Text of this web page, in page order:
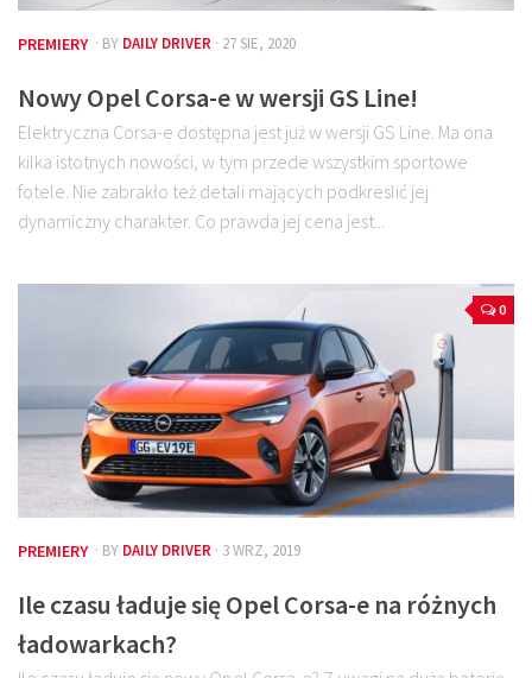
PREMIERY · BY DAILY DRIVER · 27 SIE, 2020
Nowy Opel Corsa-e w wersji GS Line!
Elektryczna Corsa-e dostępna jest już w wersji GS Line. Ma ona
kilka istotnych nowości, w tym przede wszystkim sportowe
fotele. Nie zabrakło też detali mających podkreslić jej
dynamiczny charakter. Co prawda jej cena jest...
0
PREMIERY · BY DAILY DRIVER · 3 WRZ, 2019
Ile czasu ładuje się Opel Corsa-e na różnych
ładowarkach?